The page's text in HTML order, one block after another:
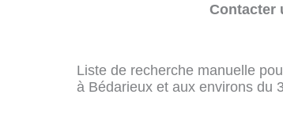
Contacter
Liste de recherche manuelle
à Bédarieux et aux environs du